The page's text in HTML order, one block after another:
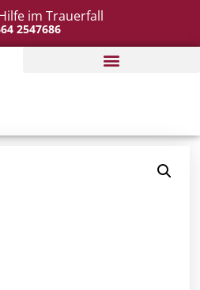
im Trauerfall
2547686